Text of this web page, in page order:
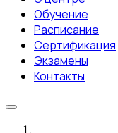
Обучение
Расписание
Сертификация
Экзамены
Контакты